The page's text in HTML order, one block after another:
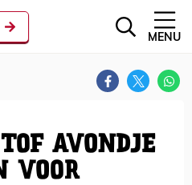
MENU
AVONDJE
VOOR